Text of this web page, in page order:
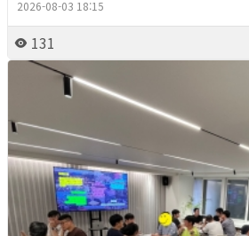
2026-08-03 18:15
131